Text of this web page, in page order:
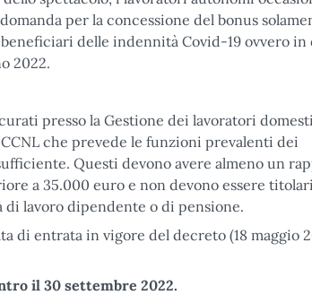
per la concessione del bonus
delle indennità Covid-19 ovvero in
2022.
presso la Gestione dei lavoratori
che prevede le funzioni prevalenti dei
Questi devono avere almeno un
a 35.000 euro e non devono essere
lavoro dipendente o di pensione.
di entrata in vigore del decreto (18 maggio
il 30 settembre 2022.